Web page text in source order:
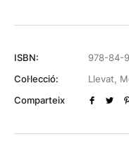
ISBN:
978-84-
Col·lecció:
Llevat,
Comparteix